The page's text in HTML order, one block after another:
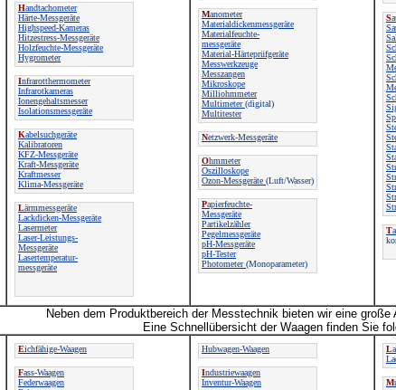
Handtachometer
Härte-Messgeräte
Highspeed-Kameras
Hitzestress-Messgeräte
Holzfeuchte-Messgeräte
Hygrometer
Infrarotthermometer
Infrarotkameras
Ionengehaltsmesser
Isolationsmessgeräte
Kabelsuchgeräte
Kalibratoren
KFZ-Messgeräte
Kraft-Messgeräte
Kraftmesser
Klima-Messgeräte
Lärmmessgeräte
Lackdicken-Messgeräte
Lasermeter
Laser-Leistungs-
Messgeräte
Lasertemperatur-
messgeräte
Manometer
Materialdickenmessgeräte
Materialfeuchte-
messgeräte
Material-Härteprüfgeräte
Messwerkzeuge
Messzangen
Mikroskope
Milliohmmeter
Multimeter(digital)
Multitester
Netzwerk-Messgeräte
Ohmmeter
Oszilloskope
Ozon-Messgeräte (Luft/Wasser)
Papierfeuchte-
Messgeräte
Partikelzähler
Pegelmessgeräte
pH-Messgeräte
pH-Tester
Photometer(Monoparameter)
S
T
Neben dem Produktbereich der Messtechnik bieten wir eine große
Eine Schnellübersicht der Waagen finden Sie
Eichfähige-Waagen
Fass-Waagen
Federwaagen
Hubwagen-Waagen
Industriewaagen
Inventur-Waagen
L
M